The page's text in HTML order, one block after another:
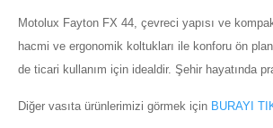
Motolux Fayton FX 44, çevreci yapısı ve
hacmi ve ergonomik koltukları ile konforu ön
de ticari kullanım için idealdir. Şehir hayatında
Diğer vasıta ürünlerimizi görmek için BURAYI